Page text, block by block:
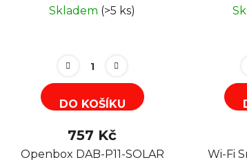
Skladem (>5 ks)
DO KOŠÍKU
757 Kč
Openbox DAB-P11-SOLAR
Wi-Fi